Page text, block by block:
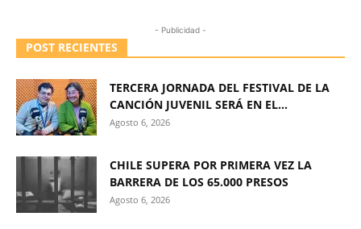
- Publicidad -
POST RECIENTES
TERCERA JORNADA DEL FESTIVAL DE LA
CANCIÓN JUVENIL SERÁ EN EL...
Agosto 6, 2026
CHILE SUPERA POR PRIMERA VEZ LA
BARRERA DE LOS 65.000 PRESOS
Agosto 6, 2026